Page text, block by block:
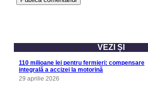
VEZI ȘI
110 milioane lei pentru fermieri: compensare
integrală a accizei la motorină
29 aprilie 2026